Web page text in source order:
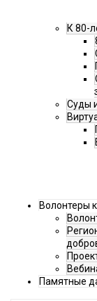
К 80-
Суды
Волонтеры
Памятные